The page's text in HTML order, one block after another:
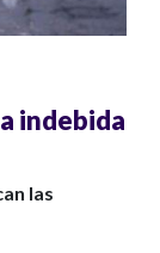
indebida
las